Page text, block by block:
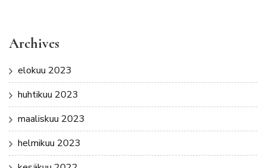
Archives
elokuu 2023
huhtikuu 2023
maaliskuu 2023
helmikuu 2023